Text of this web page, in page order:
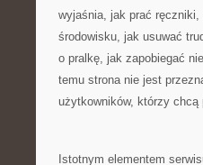
wyjaśnia, jak prać
środowisku, jak usuwać
o pralkę, jak zapobiegać
temu strona nie jest
użytkowników, którzy chcą
Istotnym elementem